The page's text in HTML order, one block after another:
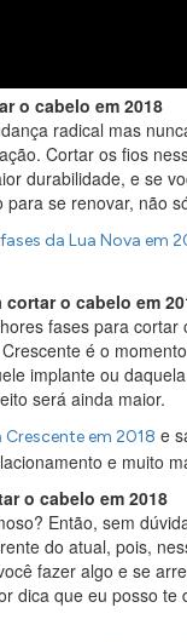
o cabelo em 2018
radical mas
Cortar os fios
durabilidade, e se
se renovar, não
fases da Lua Nova em
o cabelo em
fases para
é o
implante ou
será ainda maior.
Crescente em 2018 e
e muito
o cabelo em 2018
Então, sem
do atual, pois,
fazer algo e se
dica que eu posso